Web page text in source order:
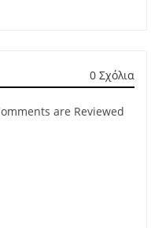
0 Σχόλια
are Reviewed